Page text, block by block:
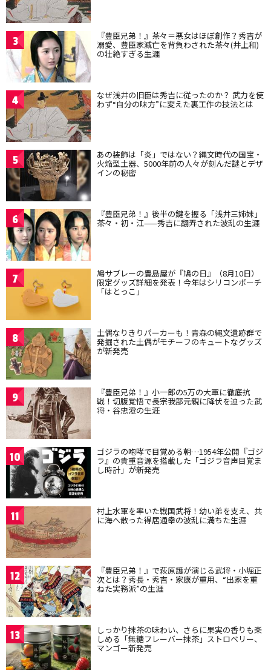
3 『豊臣兄弟！』茶々＝悪女はほぼ創作？秀吉が
溺愛、豊臣家滅亡を背負わされた茶々(井上和)
の壮絶すぎる生涯
4 なぜ浅井の旧臣は秀吉に従ったのか？ 武力を使
わず“自分の味方”に変えた裏工作の技法とは
5 あの装飾は「炎」ではない？縄文時代の国宝・
火焔型土器、5000年前の人々が刻んだ謎とデザ
インの秘密
6 『豊臣兄弟！』後半の鍵を握る「浅井三姉妹」
茶々・初・江——秀吉に翻弄された波乱の生涯
7 鳩サブレーの豊島屋が『鳩の日』（8月10日）
限定グッズ詳細を発表！今年はシリコンポーチ
「はとっこ」
8 土偶なりきりパーカーも！青森の縄文遺跡群で
発掘された土偶がモチーフのキュートなグッズ
が新発売
9 『豊臣兄弟！』小一郎の5万の大軍に徹底抗
戦！切腹覚悟で長宗我部元親に降伏を迫った武
将・谷忠澄の生涯
10 ゴジラの咆哮で目覚める朝…1954年公開『ゴジ
ラ』の貴重音源を搭載した「ゴジラ音声目覚ま
し時計」が新発売
11 村上水軍を率いた戦国武将！幼い弟を支え、共
に海へ散った得居通幸の波乱に満ちた生涯
12 『豊臣兄弟！』で萩原護が演じる武将・小堀正
次とは？秀長・秀吉・家康が重用、“出家を重
ねた実務派”の生涯
13 しっかり抹茶の味わい、さらに果実の香りも楽
しめる「無糖フレーバー抹茶」ストロベリー、
マンゴー新発売